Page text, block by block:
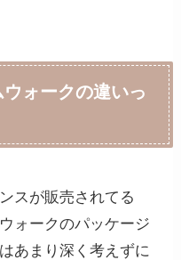
ォークの違いっ
スが販売されてる
ォークのパッケージ
あまり深く考えずに